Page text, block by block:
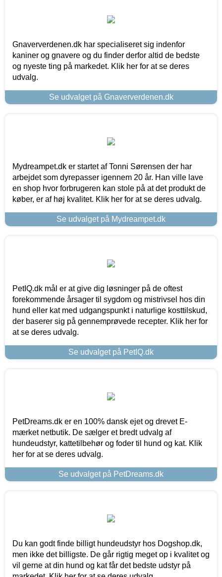
Gnaververdenen.dk har specialiseret sig indenfor
kaniner og gnavere og du finder derfor altid de bedste
og nyeste ting på markedet. Klik her for at se deres
udvalg.
Se udvalget på Gnaververdenen.dk
Mydreampet.dk er startet af Tonni Sørensen der har
arbejdet som dyrepasser igennem 20 år. Han ville lave
en shop hvor forbrugeren kan stole på at det produkt de
køber, er af høj kvalitet. Klik her for at se deres udvalg.
Se udvalget på Mydreampet.dk
PetIQ.dk mål er at give dig løsninger på de oftest
forekommende årsager til sygdom og mistrivsel hos din
hund eller kat med udgangspunkt i naturlige kosttilskud,
der baserer sig på gennemprøvede recepter. Klik her for
at se deres udvalg.
Se udvalget på PetIQ.dk
PetDreams.dk er en 100% dansk ejet og drevet E-
mærket netbutik. De sælger et bredt udvalg af
hundeudstyr, kattetilbehør og foder til hund og kat. Klik
her for at se deres udvalg.
Se udvalget på PetDreams.dk
Du kan godt finde billigt hundeudstyr hos Dogshop.dk,
men ikke det billigste. De går rigtig meget op i kvalitet og
vil gerne at din hund og kat får det bedste udstyr på